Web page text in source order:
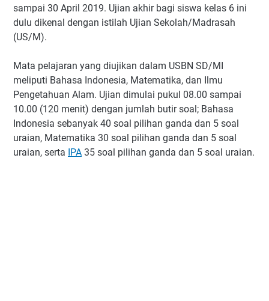
sampai 30 April 2019. Ujian akhir bagi siswa kelas 6 ini
dulu dikenal dengan istilah Ujian Sekolah/Madrasah
(US/M).
Mata pelajaran yang diujikan dalam USBN SD/MI
meliputi Bahasa Indonesia, Matematika, dan Ilmu
Pengetahuan Alam. Ujian dimulai pukul 08.00 sampai
10.00 (120 menit) dengan jumlah butir soal; Bahasa
Indonesia sebanyak 40 soal pilihan ganda dan 5 soal
uraian, Matematika 30 soal pilihan ganda dan 5 soal
uraian, serta IPA 35 soal pilihan ganda dan 5 soal uraian.